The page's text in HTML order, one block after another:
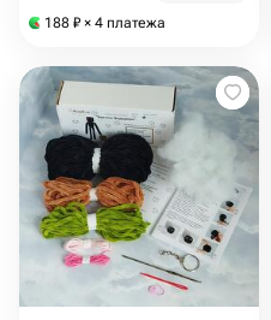
188 ₽ × 4 платежа